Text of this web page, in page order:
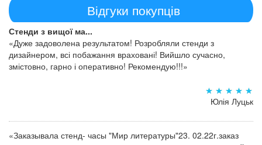
Відгуки покупців
Стенди з вищої ма...
«Дуже задоволена результатом! Розробляли стенди з
дизайнером, всі побажання враховані! Вийшло сучасно,
змістовно, гарно і оперативно! Рекомендую!!!»
Юлія Луцьк
«Заказывала стенд- часы "Мир литературы"23. 02.22г.заказ